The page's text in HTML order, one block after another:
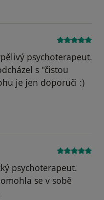
psychoterapeut.
s "čistou
je jen doporuči :)
Váš účet byl odstraněn
psychoterapeut.
se v sobě